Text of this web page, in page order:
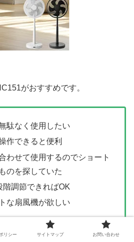
がおすすめです。
駄なく使用したい
作できると便利
わせて使用するのでショート
のを探していた
階調節できればOK
な扇風機が欲しい
ところを感知して無駄なく風を当
リシー サイトマップ お問い合わせ